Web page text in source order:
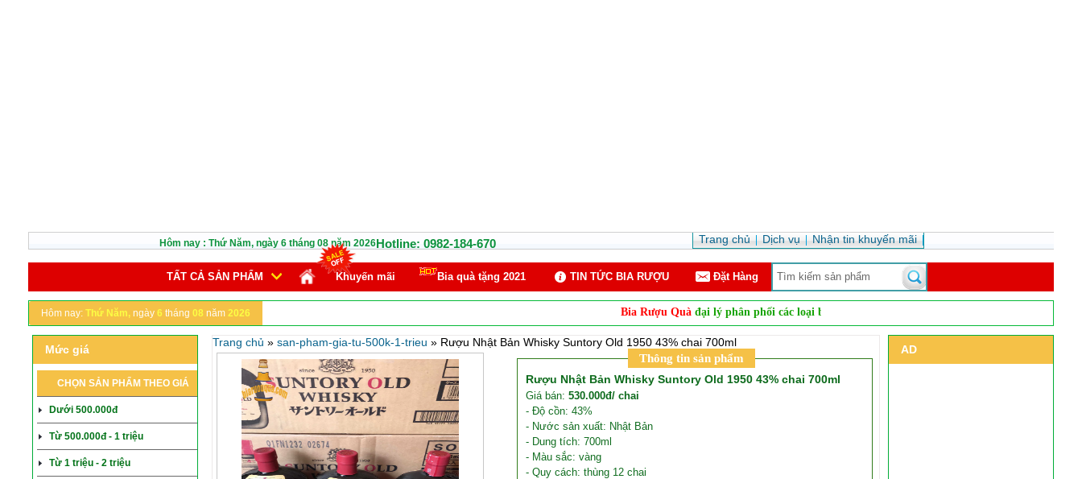
Hôm nay : Thứ Năm, ngày 6 tháng 08 năm 2026Hotline: 0982-184-670 Trang chủ Dịch vụ Nhận tin khuyến mãi
TẤT CẢ SẢN PHẨM Khuyến mãi Bia quà tặng 2021 TIN TỨC BIA RƯỢU Ðặt Hàng
Hôm nay: Thứ Năm, ngày 6 tháng 08 năm 2026 Bia Rượu Quàđại lý phân phối các loại bia nhập khẩu, rượu vang, rượu mạnh, rượu pha chế... tại thị
Mức giá
CHỌN SẢN PHẨM THEO GIÁ
Dưới 500.000đ
Từ 500.000đ - 1 triệu
Từ 1 triệu - 2 triệu
AD
Trang chủ » san-pham-gia-tu-500k-1-trieu » Rượu Nhật Bản Whisky Suntory Old 1950 43% chai 700ml
Thông tin sản phẩm
Rượu Nhật Bản Whisky Suntory Old 1950 43% chai 700ml
Giá bán:530.000đ/ chai
- Độ cồn: 43%
- Nước sản xuất: Nhật Bản
- Dung tích: 700ml
- Màu sắc: vàng
- Quy cách: thùng 12 chai